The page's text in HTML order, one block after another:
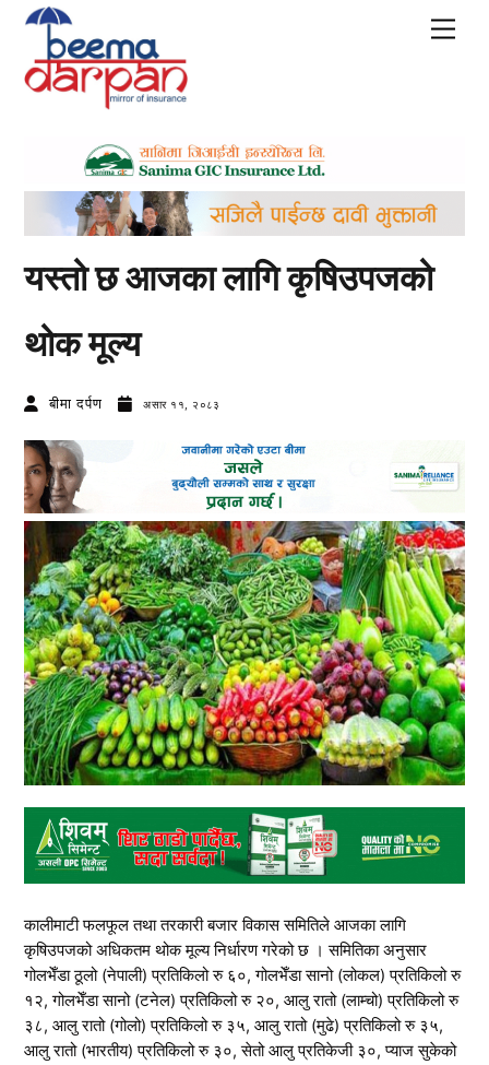
Skip
content
यस्तो छ आजका लागि कृषिउपजको
थोक मूल्य
बीमा दर्पण असार ११, २०८३
कालीमाटी फलफूल तथा तरकारी बजार विकास समितिले आजका लागि
कृषिउपजको अधिकतम थोक मूल्य निर्धारण गरेको छ । समितिका अनुसार
गोलभेँडा ठूलो (नेपाली) प्रतिकिलो रु ६०, गोलभेँडा सानो (लोकल) प्रतिकिलो रु
१२, गोलभेँडा सानो (टनेल) प्रतिकिलो रु २०, आलु रातो (लाम्चो) प्रतिकिलो रु
३८, आलु रातो (गोलो) प्रतिकिलो रु ३५, आलु रातो (मुढे) प्रतिकिलो रु ३५,
आलु रातो (भारतीय) प्रतिकिलो रु ३०, सेतो आलु प्रतिकेजी ३०, प्याज सुकेको